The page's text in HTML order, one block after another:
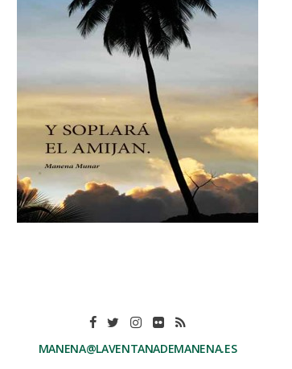
MANENA@LAVENTANADEMANENA.ES